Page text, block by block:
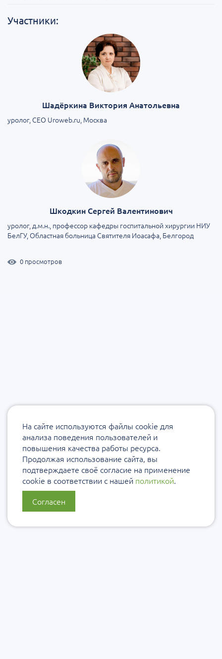
Участники:
Шадёркина Виктория Анатольевна
уролог, CEO Uroweb.ru, Москва
Шкодкин Сергей Валентинович
уролог, д.м.н., профессор кафедры госпитальной хирургии НИУ
БелГУ, Областная больница Святителя Иоасафа, Белгород
0 просмотров
На сайте используются файлы cookie для
анализа поведения пользователей и
повышения качества работы ресурса.
Продолжая использование сайта, вы
подтверждаете своё согласие на применение
cookie в соответствии с нашей политикой.
Согласен